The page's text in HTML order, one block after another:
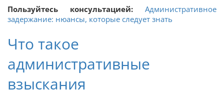
Пользуйтесь консультацией:
Административное
задержание: нюансы, которые следует знать
Что такое
административные
взыскания